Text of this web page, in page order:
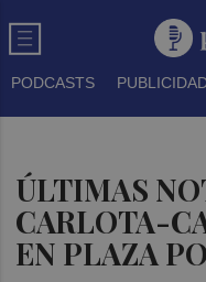
PODCASTS
ÚLTIMAS
CARLOTA-
EN PLAZA